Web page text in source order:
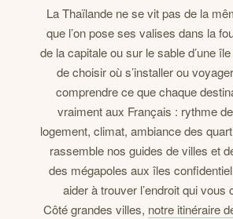
La Thaïlande ne se vit pas de la
que l’on pose ses valises dans la
de la capitale ou sur le sable d’une
de choisir où s’installer ou
comprendre ce que chaque
vraiment aux Français : rythme
logement, climat, ambiance des
rassemble nos guides de villes et
des mégapoles aux îles
aider à trouver l’endroit qui vous
Côté grandes villes, notre itinéraire